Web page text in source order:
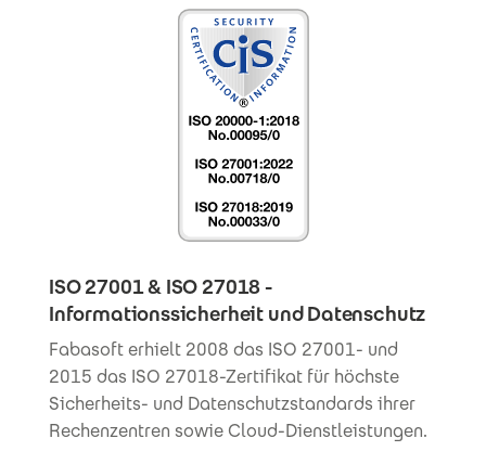
ISO 27001 & ISO 27018 -
Informationssicherheit und Datenschutz
Fabasoft erhielt 2008 das ISO 27001- und
2015 das ISO 27018-Zertifikat für höchste
Sicherheits- und Datenschutzstandards ihrer
Rechenzentren sowie Cloud-Dienstleistungen.